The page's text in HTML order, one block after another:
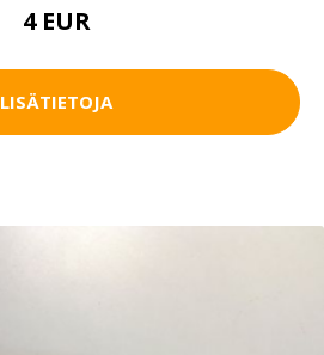
4 EUR
LISÄTIETOJA